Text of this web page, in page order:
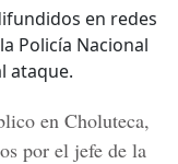
en redes
Policía Nacional
ataque.
en Choluteca,
por el jefe de la